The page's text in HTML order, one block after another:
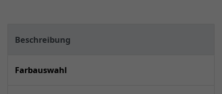
Beschreibung
Farbauswahl